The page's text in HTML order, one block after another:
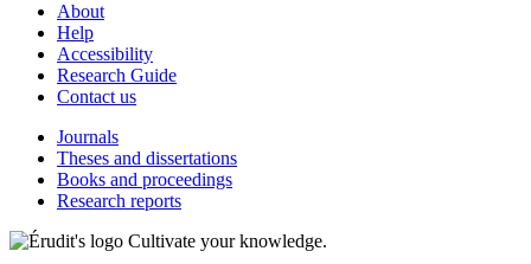
About
Help
Accessibility
Research Guide
Contact us
Journals
Theses and dissertations
Books and proceedings
Research reports
Cultivate your knowledge.